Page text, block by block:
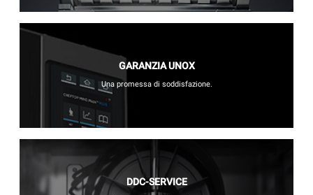
GARANZIA UNOX
Una promessa di soddisfazione.
DDC-SERVICE